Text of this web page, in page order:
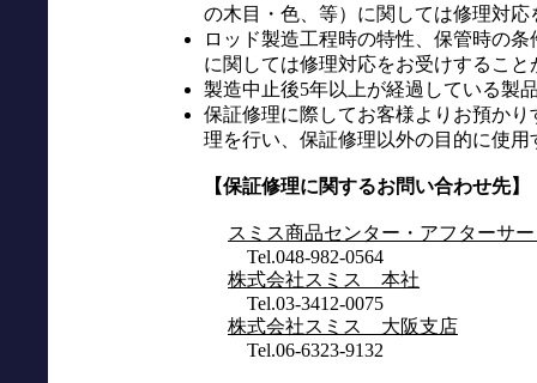
の木目・色、等）に関しては修理対
ロッド製造工程時の特性、保管時の
に関しては修理対応をお受けすること
製造中止後5年以上が経過している製
保証修理に際してお客様よりお預か
理を行い、保証修理以外の目的に使
【保証修理に関するお問い合わせ先】
スミス商品センター・アフターサ
Tel.048-982-0564
株式会社スミス 本社
Tel.03-3412-0075
株式会社スミス 大阪支店
Tel.06-6323-9132